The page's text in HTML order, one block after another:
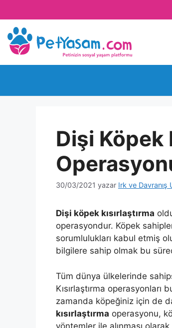
Dişi Köpek
30/03/2021 yazar Irk ve Davranış
Dişi köpek kısırlaştırma
operasyondur. Köpek
sorumlulukları kabul etmiş
bilgilere sahip olmak bu
Tüm dünya ülkelerinde
Kısırlaştırma operasyonları
zamanda köpeğiniz için de
kısırlaştırma operasyonu,
yöntemler ile alınması